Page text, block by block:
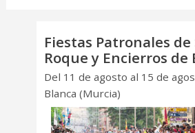
Fiestas Patronales de
Roque y Encierros de
Del 11 de agosto al 15 de
Blanca (Murcia)